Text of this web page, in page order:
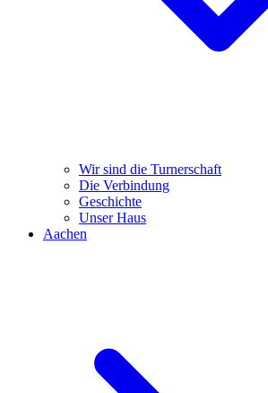
Wir sind die Turnerschaft
Die Verbindung
Geschichte
Unser Haus
Aachen